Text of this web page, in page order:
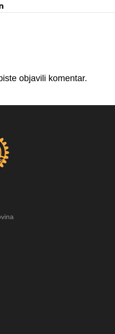
objavili komentar.